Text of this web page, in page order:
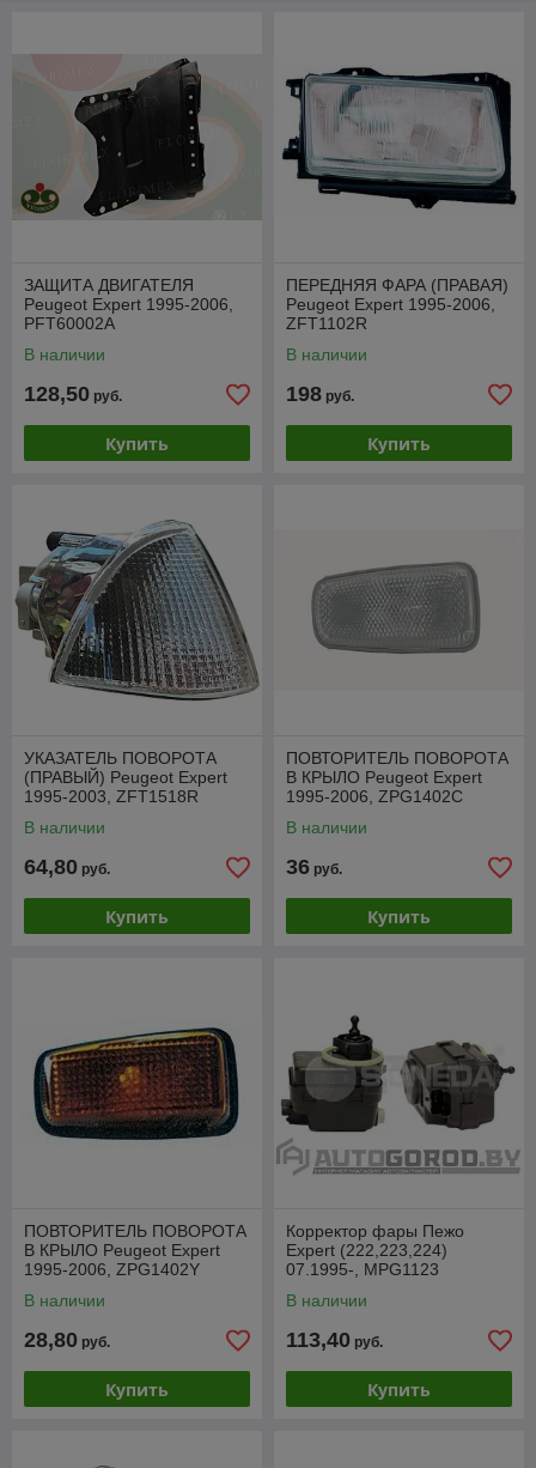
ЗАЩИТА ДВИГАТЕЛЯ
Peugeot Expert 1995-2006,
PFT60002A
В наличии
128,50 руб.
Купить
ПЕРЕДНЯЯ ФАРА (ПРАВАЯ)
Peugeot Expert 1995-2006,
ZFT1102R
В наличии
198 руб.
Купить
УКАЗАТЕЛЬ ПОВОРОТА
(ПРАВЫЙ) Peugeot Expert
1995-2003, ZFT1518R
В наличии
64,80 руб.
Купить
ПОВТОРИТЕЛЬ ПОВОРОТА
В КРЫЛО Peugeot Expert
1995-2006, ZPG1402C
В наличии
36 руб.
Купить
ПОВТОРИТЕЛЬ ПОВОРОТА
В КРЫЛО Peugeot Expert
1995-2006, ZPG1402Y
В наличии
28,80 руб.
Купить
Корректор фары Пежо
Expert (222,223,224)
07.1995-, MPG1123
В наличии
113,40 руб.
Купить